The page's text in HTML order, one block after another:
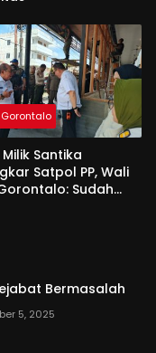
Santika
Satpol PP, Wali
Sudah
Bermasalah
5, 2025